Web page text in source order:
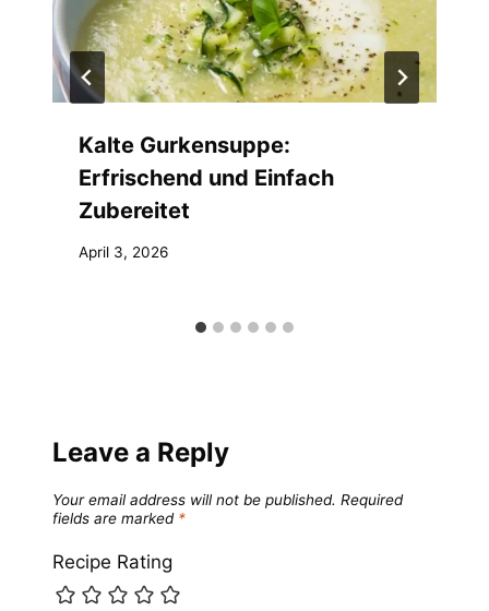
Kalte Gurkensuppe:
Erfrischend und Einfach
Zubereitet
April 3, 2026
Leave a Reply
Your email address will not be published. Required
fields are marked *
Recipe Rating